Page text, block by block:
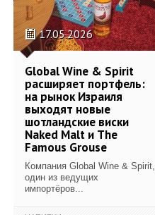
17.05.2026
Global Wine & Spirit
расширяет портфель:
на рынок Израиля
выходят новые
шотландские виски
Naked Malt и The
Famous Grouse
Компания Global Wine & Spirit,
один из ведущих
импортёров...